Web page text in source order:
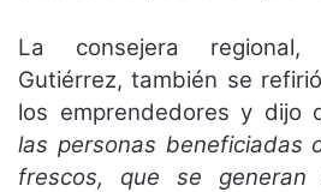
La consejera regional,
Gutiérrez, también se
los emprendedores y dijo
las personas beneficiadas
frescos, que se